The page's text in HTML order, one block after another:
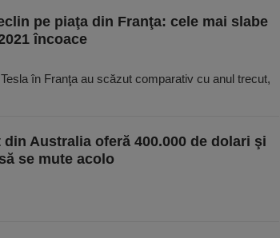
pe piaţa din Franţa: cele mai slabe
încoace
în Franţa au scăzut comparativ cu anul trecut,
din Australia oferă 400.000 de dolari şi
se mute acolo